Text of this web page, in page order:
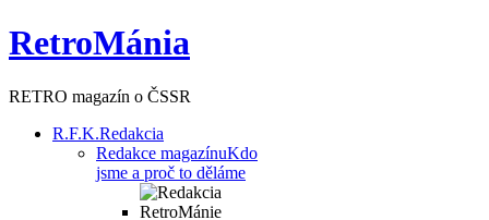
RetroMánia
RETRO magazín o ČSSR
R.F.K.Redakcia
Redakce magazínuKdo
jsme a proč to děláme